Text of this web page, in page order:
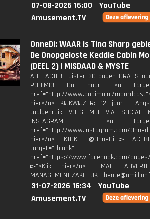
07-08-2026 16:00
YouTube
Amusement.TV
OnneDi: WAAR is Tina Sharp
De Onopgeloste Keddie Cabin
(DEEL 2) | MISDAAD & MYSTE
AD | ACTIE! Luister 30 dagen GRATIS
PODIMO! Ga naar: <a
href="http://www.podimo.nl/
hier</a> KIJKWIJZER: 12 jaar -
taalgebruik VOLG MIJ VIA SOCIAL
INSTAGRAM - <a
href="http://www.instagram.com/
hier</a> TIKTOK - @OnneDi ▻
target="_blank"
href="https://www.facebook.com/pages/
▻">Klik hier</a> E-MAIL
MANAGEMENT ZAKELIJK -
31-07-2026 16:34
YouTube
Amusement.TV